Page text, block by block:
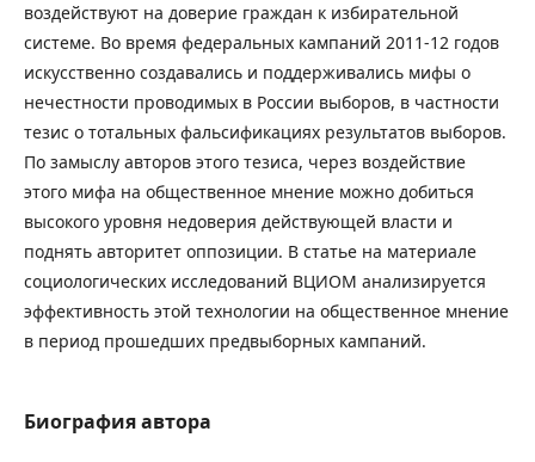
воздействуют на доверие граждан к избирательной
системе. Во время федеральных кампаний 2011-12 годов
искусственно создавались и поддерживались мифы о
нечестности проводимых в России выборов, в частности
тезис о тотальных фальсификациях результатов выборов.
По замыслу авторов этого тезиса, через воздействие
этого мифа на общественное мнение можно добиться
высокого уровня недоверия действующей власти и
поднять авторитет оппозиции. В статье на материале
социологических исследований ВЦИОМ анализируется
эффективность этой технологии на общественное мнение
в период прошедших предвыборных кампаний.
Биография автора